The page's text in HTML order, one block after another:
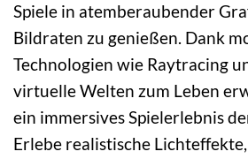
Spiele in atemberaubender
Bildraten zu genießen. Dank
Technologien wie Raytracing
virtuelle Welten zum Leben
ein immersives Spielerlebnis
Erlebe realistische